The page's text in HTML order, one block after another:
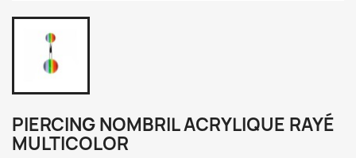
PIERCING NOMBRIL ACRYLIQUE RAYÉ
MULTICOLOR